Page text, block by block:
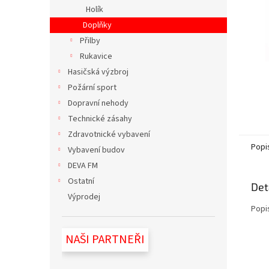
e
l
Holík
Doplňky
Přilby
Rukavice
Hasičská výzbroj
Požární sport
Dopravní nehody
Technické zásahy
Zdravotnické vybavení
Vybavení budov
DEVA FM
Ostatní
Výprodej
NAŠI PARTNEŘI